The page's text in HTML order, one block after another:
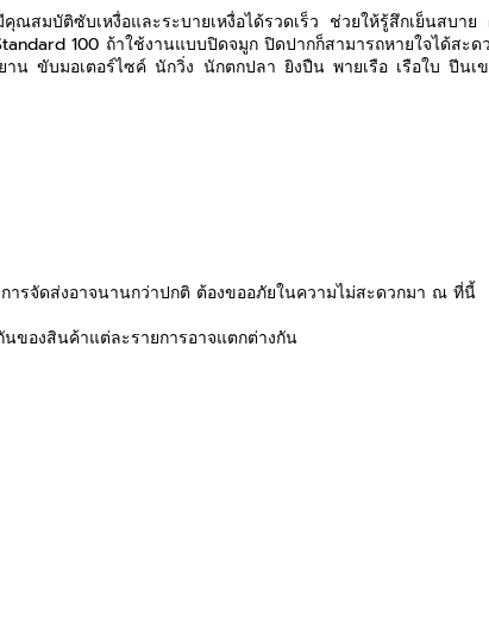
สมบัติซับเหงื่อและระบายเหงื่อได้รวดเร็ว ช่วยให้รู้สึกเย็นสบ
100 ถ้าใช้งานแบบปิดจมูก ปิดปากก็สามารถหายใจได้สะ
ขับมอเตอร์ไซค์ นักวิ่ง นักตกปลา ยิงปืน พายเรือ เรือใบ ปีนเ
ารจัดส่งอาจนานกว่าปกติ ต้องขออภัยในความไม่สะดวกมา ณ ที่นี้
ของสินค้าแต่ละรายการอาจแตกต่างกัน